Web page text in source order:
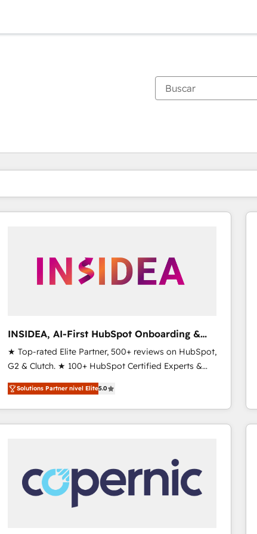
INSIDEA, AI-First HubSpot Onboarding &
RevOps
★ Top-rated Elite Partner, 500+ reviews on HubSpot,
G2 & Clutch. ★ 100+ HubSpot Certified Experts &
Trainers across the team ★ 1,500+ implementations
across five continents ★ AI-First, RevOps-led,
Onboarding obsessed ★ Company of the Year
2024/25 INSIDEA helps growing companies turn
workflows that drive adoption from week one, in
your time zone. What we do ➤ Onboarding: Live in
weeks, with workflows built around your business,
not a template. ➤ Migration: Move from any legacy
Solutions Partner nivel Elite5.0
Estás actualmente enPágina
PáginaPáginaPáginaPáginaPáginaPáginaPáginaPáginaPáginaPágina